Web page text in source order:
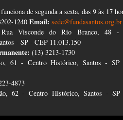
de segunda a sexta, das 9 às 17
1240 Email: sede@fundasantos.org.br
Rua Visconde do Rio Branco, 48 -
- SP - CEP 11.013.150
(13) 3213-1730
61 - Centro Histórico, Santos -
4873
62 - Centro Histórico, Santos -